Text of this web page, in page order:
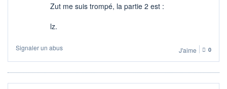
Zut me suis trompé, la partie 2 est :
lz.
Signaler un abus J'aime 0